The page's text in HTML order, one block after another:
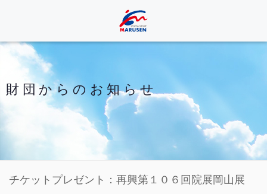
財団からのお知らせ
チケットプレゼント：再興第１０６回院展岡山展